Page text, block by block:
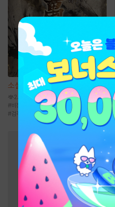
소설 팔면도도 [단행본]
2.2만
#비장함 먼치킨 #전통무협
복수물
#검객/무사